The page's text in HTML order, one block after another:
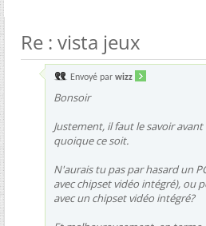
Re : vista jeux
Envoyé par wizz
Bonsoir
Justement, il faut le savoir
quoique ce soit.
N'aurais tu pas par hasard un
avec chipset vidéo intégré), ou
avec un chipset vidéo intégré?